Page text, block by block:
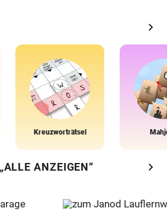
chevron_right
Kreuzworträtsel
ANZEIGEN“ chevron_right